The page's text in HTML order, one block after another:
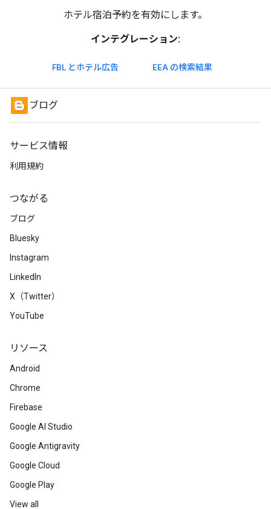
ホテル宿泊予約を有効にします。
インテグレーション:
FBL とホテル広告 EEA の検索結果
ブログ
サービス情報
利用規約
つながる
ブログ
Bluesky
Instagram
LinkedIn
X（Twitter）
YouTube
リソース
Android
Chrome
Firebase
Google AI Studio
Google Antigravity
Google Cloud
Google Play
View all